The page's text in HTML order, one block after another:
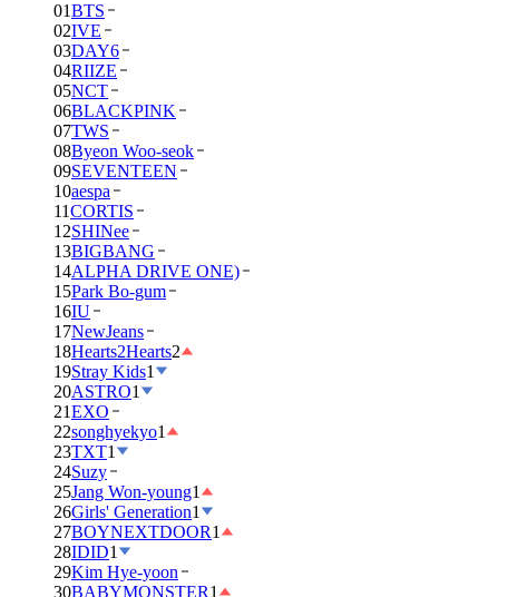
01BTS
02IVE
03DAY6
04RIIZE
05NCT
06BLACKPINK
07TWS
08Byeon Woo-seok
09SEVENTEEN
10aespa
11CORTIS
12SHINee
13BIGBANG
14ALPHA DRIVE ONE)
15Park Bo-gum
16IU
17NewJeans
18Hearts2Hearts2
19Stray Kids1
20ASTRO1
21EXO
22songhyekyo1
23TXT1
24Suzy
25Jang Won-young1
26Girls' Generation1
27BOYNEXTDOOR1
28IDID1
29Kim Hye-yoon
30BABYMONSTER1